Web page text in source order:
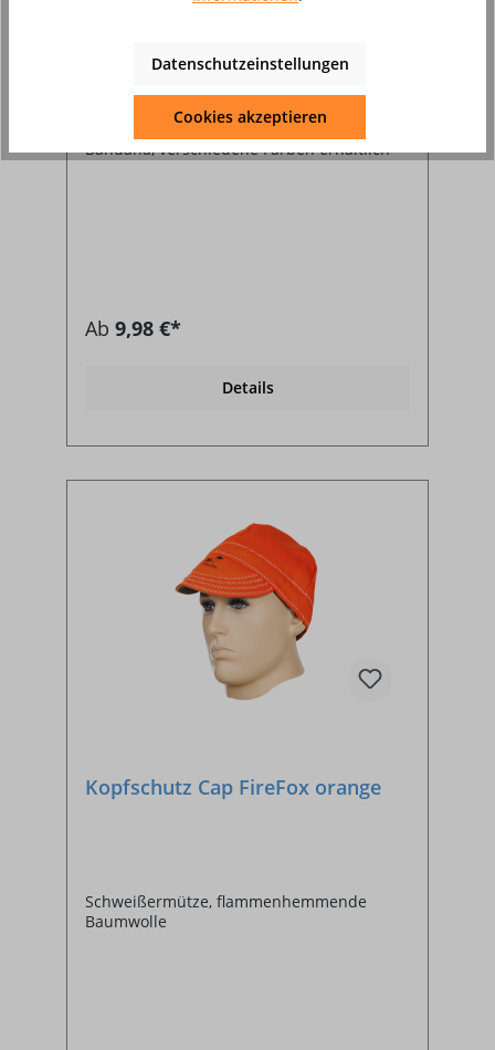
Bandana, verschiedene Farben erhältlich
Ab 9,98 €*
Details
Kopfschutz Cap FireFox orange
Schweißermütze, flammenhemmende
Baumwolle
Datenschutzeinstellungen
Cookies akzeptieren